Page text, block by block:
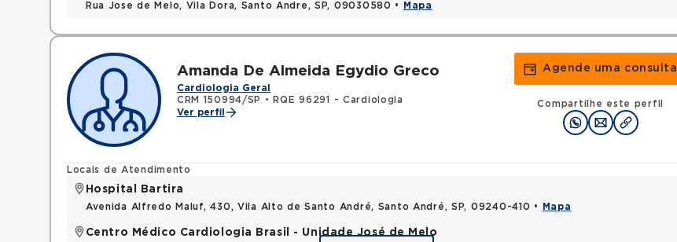
Rua Jose de Melo, Vila Dora, Santo Andre, SP, 09030580 • Mapa
Amanda De Almeida Egydio Greco
Cardiologia Geral
CRM 150994/SP
•
RQE 96291 - Cardiologia
Ver perfil
Agende uma consulta
Compartilhe este perfil
Locais de Atendimento
Hospital Bartira
Avenida Alfredo Maluf, 430, Vila Alto de Santo André, Santo André, SP, 09240-410 • Mapa
Centro Médico Cardiologia Brasil - Unidade José de Melo